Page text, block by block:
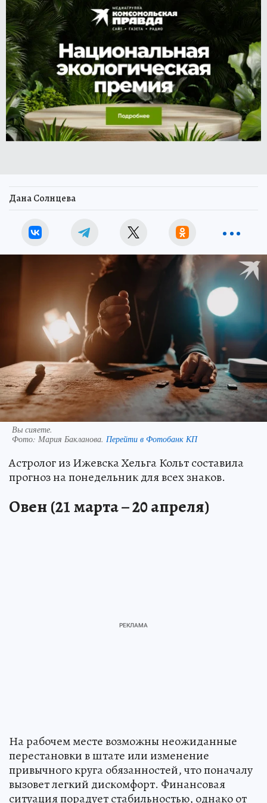
Дана Солнцева
Вы сияете.
Фото: Мария Бакланова. Перейти в Фотобанк КП
Астролог из Ижевска Хельга Кольт составила
прогноз на понедельник для всех знаков.
Овен (21 марта – 20 апреля)
На рабочем месте возможны неожиданные
перестановки в штате или изменение
привычного круга обязанностей, что поначалу
вызовет легкий дискомфорт. Финансовая
ситуация порадует стабильностью, однако от